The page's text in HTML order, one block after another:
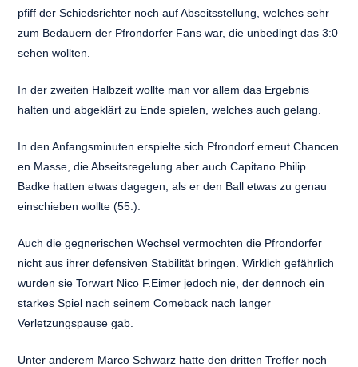
pfiff der Schiedsrichter noch auf Abseitsstellung, welches sehr
zum Bedauern der Pfrondorfer Fans war, die unbedingt das 3:0
sehen wollten.
In der zweiten Halbzeit wollte man vor allem das Ergebnis
halten und abgeklärt zu Ende spielen, welches auch gelang.
In den Anfangsminuten erspielte sich Pfrondorf erneut Chancen
en Masse, die Abseitsregelung aber auch Capitano Philip
Badke hatten etwas dagegen, als er den Ball etwas zu genau
einschieben wollte (55.).
Auch die gegnerischen Wechsel vermochten die Pfrondorfer
nicht aus ihrer defensiven Stabilität bringen. Wirklich gefährlich
wurden sie Torwart Nico F.Eimer jedoch nie, der dennoch ein
starkes Spiel nach seinem Comeback nach langer
Verletzungspause gab.
Unter anderem Marco Schwarz hatte den dritten Treffer noch